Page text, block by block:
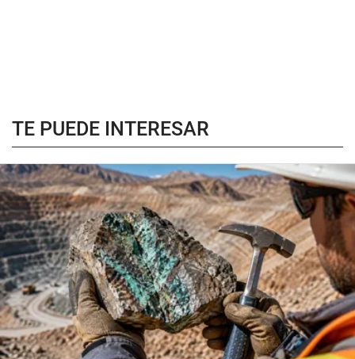
TE PUEDE INTERESAR